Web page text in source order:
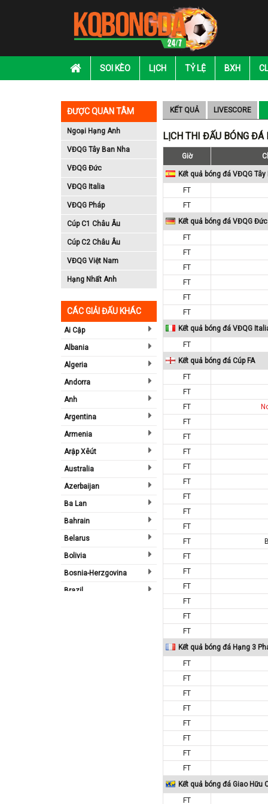
SOI KÈO LỊCH TỶ LỆ BXH
ĐƯỢC QUAN TÂM
Ngoại Hạng Anh
VĐQG Tây Ban Nha
VĐQG Đức
VĐQG Italia
VĐQG Pháp
Cúp C1 Châu Âu
Cúp C2 Châu Âu
VĐQG Việt Nam
Hạng Nhất Anh
CÁC GIẢI ĐẤU KHÁC
Ai Cập
Albania
Algeria
Andorra
Anh
Argentina
Armenia
Arập Xêút
Australia
Azerbaijan
Ba Lan
Bahrain
Belarus
Bolivia
Bosnia-Herzgovina
Brazil
KẾT QUẢ LIVESCORE
LỊCH THI ĐẤU BÓNG ĐÁ
Giờ
Kết quả bóng đá VĐQG Tây
FT
FT
Kết quả bóng đá VĐQG Đức
FT
FT
FT
FT
FT
FT
Kết quả bóng đá VĐQG
FT
Kết quả bóng đá Cúp FA
FT
FT
FT
FT
FT
FT
FT
FT
FT
FT
FT
FT
FT
FT
FT
FT
FT
FT
Kết quả bóng đá Hạng 3
FT
FT
FT
FT
FT
FT
FT
FT
Kết quả bóng đá Giao Hữu
FT